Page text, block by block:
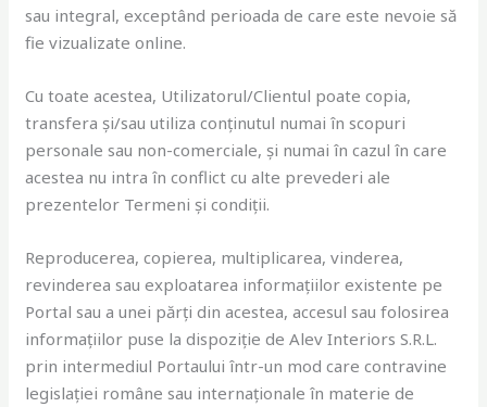
sau integral, exceptând perioada de care este nevoie să
fie vizualizate online.
Cu toate acestea, Utilizatorul/Clientul poate copia,
transfera și/sau utiliza conținutul numai în scopuri
personale sau non-comerciale, și numai în cazul în care
acestea nu intra în conflict cu alte prevederi ale
prezentelor Termeni și condiții.
Reproducerea, copierea, multiplicarea, vinderea,
revinderea sau exploatarea informațiilor existente pe
Portal sau a unei părți din acestea, accesul sau folosirea
informațiilor puse la dispoziție de Alev Interiors S.R.L.
prin intermediul Portaului într-un mod care contravine
legislației române sau internaționale în materie de